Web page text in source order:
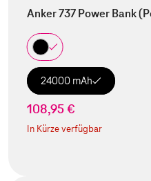
Anker 737 Power Bank
24000 mAh
108,95 €
In Kürze verfügbar